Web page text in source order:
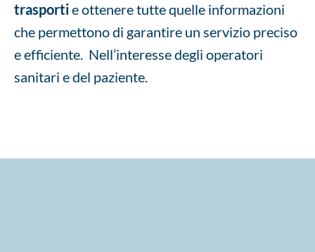
trasportie ottenere tutte quelle informazioni
che permettono di garantire un servizio preciso
e efficiente. Nell’interesse degli operatori
sanitari e del paziente.